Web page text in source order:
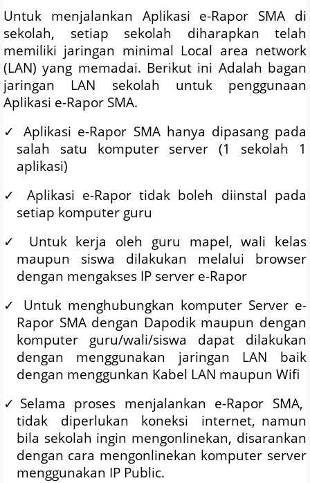
Untuk menjalankan Aplikasi e-Rapor SMA di
sekolah, setiap sekolah diharapkan telah
memiliki jaringan minimal Local area network
(LAN) yang memadai. Berikut ini Adalah bagan
jaringan LAN sekolah untuk penggunaan
Aplikasi e-Rapor SMA.
✓
Aplikasi e-Rapor SMA hanya dipasang pada
salah satu komputer server (1 sekolah 1
aplikasi)
✓
Aplikasi e-Rapor tidak boleh diinstal pada
setiap komputer guru
✓
Untuk kerja oleh guru mapel, wali kelas
maupun siswa dilakukan melalui browser
dengan mengakses IP server e-Rapor
✓
Untuk menghubungkan komputer Server e-
Rapor SMA dengan Dapodik maupun dengan
komputer guru/wali/siswa dapat dilakukan
dengan menggunakan jaringan LAN baik
dengan menggunkan Kabel LAN maupun Wifi
✓ Selama proses menjalankan e-Rapor SMA,
tidak
diperlukan koneksi
internet, namun
bila sekolah ingin mengonlinekan, disarankan
dengan cara mengonlinekan komputer server
menggunakan IP Public.